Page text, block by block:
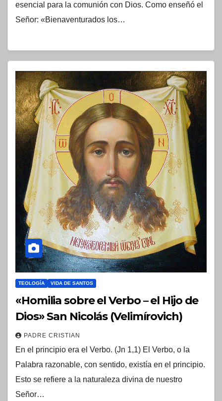
esencial para la comunión con Dios. Como enseñó el
Señor: «Bienaventurados los…
TEOLOGÍA VIDA DE SANTOS
«Homilia sobre el Verbo – el Hijo de
Dios» San Nicolás (Velimírovich)
PADRE CRISTIAN
En el principio era el Verbo. (Jn 1,1) El Verbo, o la
Palabra razonable, con sentido, existía en el principio.
Esto se refiere a la naturaleza divina de nuestro
Señor…